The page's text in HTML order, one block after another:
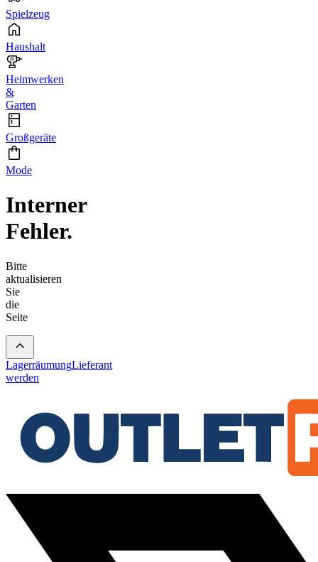
Spielzeug
Haushalt
Heimwerken
&
Garten
Großgeräte
Mode
Interner
Fehler.
Bitte
aktualisieren
Sie
die
Seite
LagerräumungLieferant
werden